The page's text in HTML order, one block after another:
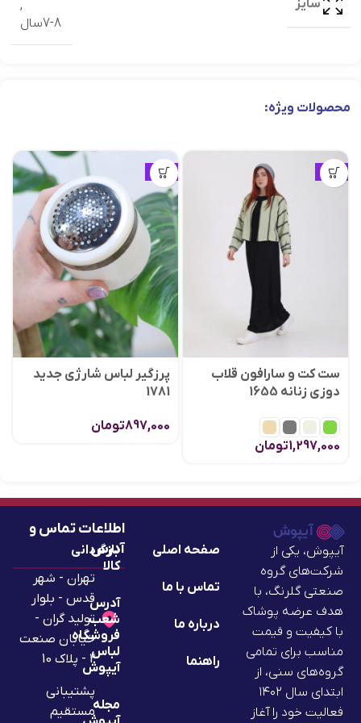
سایز
,
7-8سال
محصولات ویژه:
ویژه
ست کت و سارافون قلاب
دوزی زنانه 1655
1,297,000تومان
ویژه
پرزگیر لباس شارژی جدید
1781
897,000تومان
آیپوش، یکی از
شرکت‌های گروه
صنعتی گلرنگ، با
هدف عرضه پوشاک
با کیفیت و قیمت
مناسب برای تمامی
گروه‌های سنی، از
ابتدای سال ۱۴۰۲
فعالیت خود را آغاز
صفحه اصلی
تماس با ما
درباره ما
راهنما
بازگردانی
کالا
آدرس
شعب
فروشگاه
لباس
آیپوش
مجله
تهران - شهر
قدس - بلوار
تولید گران -
خیابان صنعت
2 - پلاک 10
پشتیبانی
مستقیم
اطلاعات تماس و
آدرس